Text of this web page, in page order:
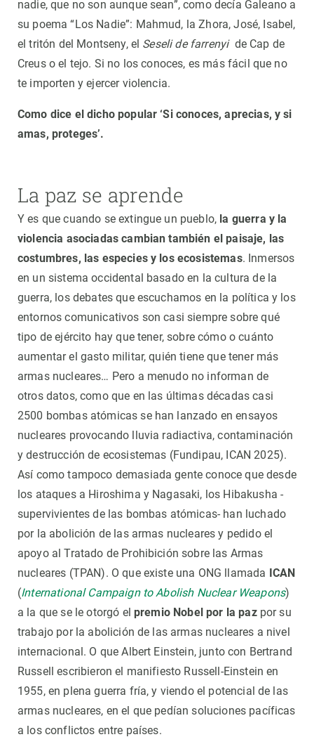
nadie, que no son aunque sean”, como decía Galeano a
su poema “Los Nadie”: Mahmud, la Zhora, José, Isabel,
el tritón del Montseny, el Seseli de farrenyide Cap de
Creus o el tejo. Si no los conoces, es más fácil que no
te importen y ejercer violencia.
Como dice el dicho popular ‘Si conoces, aprecias, y si
amas, proteges’.
La paz se aprende
Y es que cuando se extingue un pueblo, la guerra y la
violencia asociadas cambian también el paisaje, las
costumbres, las especies y los ecosistemas. Inmersos
en un sistema occidental basado en la cultura de la
guerra, los debates que escuchamos en la política y los
entornos comunicativos son casi siempre sobre qué
tipo de ejército hay que tener, sobre cómo o cuánto
aumentar el gasto militar, quién tiene que tener más
armas nucleares… Pero a menudo no informan de
otros datos, como que en las últimas décadas casi
2500 bombas atómicas se han lanzado en ensayos
nucleares provocando lluvia radiactiva, contaminación
y destrucción de ecosistemas (Fundipau, ICAN 2025).
Así como tampoco demasiada gente conoce que desde
los ataques a Hiroshima y Nagasaki, los Hibakusha -
supervivientes de las bombas atómicas- han luchado
por la abolición de las armas nucleares y pedido el
apoyo al Tratado de Prohibición sobre las Armas
nucleares (TPAN). O que existe una ONG llamada ICAN
(International Campaign to Abolish Nuclear Weapons)
a la que se le otorgó elpremio Nobel por la paz por su
trabajo por la abolición de las armas nucleares a nivel
internacional. O que Albert Einstein, junto con Bertrand
Russell escribieron el manifiesto Russell-Einstein en
1955, en plena guerra fría, y viendo el potencial de las
armas nucleares, en el que pedían soluciones pacíficas
a los conflictos entre países.